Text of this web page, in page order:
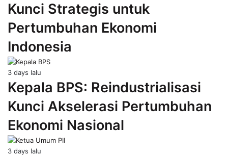
Kunci Strategis untuk
Pertumbuhan Ekonomi
Indonesia
3 days lalu
Kepala BPS: Reindustrialisasi
Kunci Akselerasi Pertumbuhan
Ekonomi Nasional
3 days lalu